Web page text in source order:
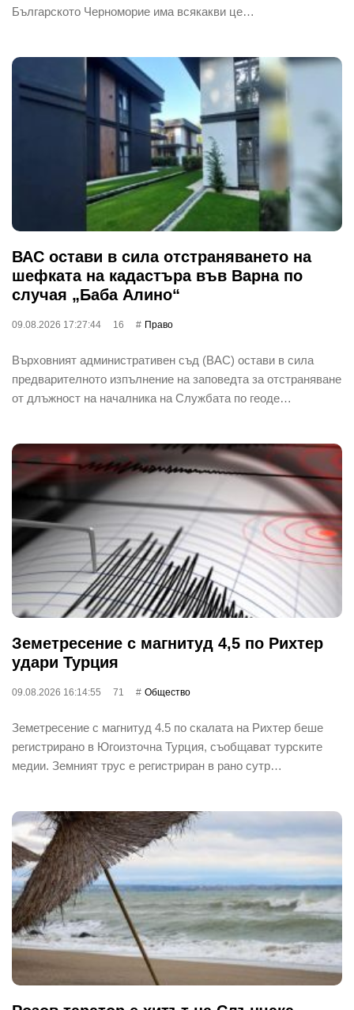
Българското Черноморие има всякакви це…
ВАС остави в сила отстраняването на
шефката на кадастъра във Варна по
случая „Баба Алино“
09.08.2026 17:27:44 16 Право
Върховният административен съд (ВАС) остави в сила
предварителното изпълнение на заповедта за отстраняване
от длъжност на началника на Службата по геоде…
Земетресение с магнитуд 4,5 по Рихтер
удари Турция
09.08.2026 16:14:55 71 Общество
Земетресение с магнитуд 4.5 по скалата на Рихтер беше
регистрирано в Югоизточна Турция, съобщават турските
медии. Земният трус е регистриран в рано сутр…